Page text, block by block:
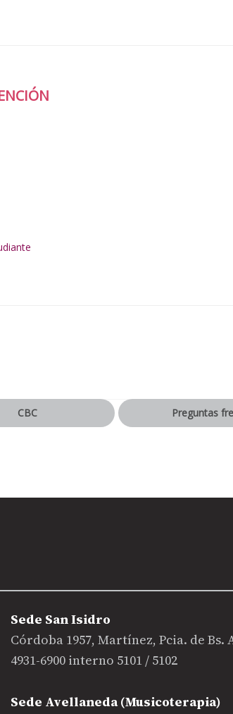
CBC Preguntas
Sede San Isidro
Córdoba 1957, Martínez, Pcia. de Bs.
4931-6900 interno 5101 / 5102
Sede Avellaneda (Musicoterapia)